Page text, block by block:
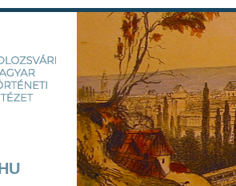
A háttérben részlet a
készített színezett